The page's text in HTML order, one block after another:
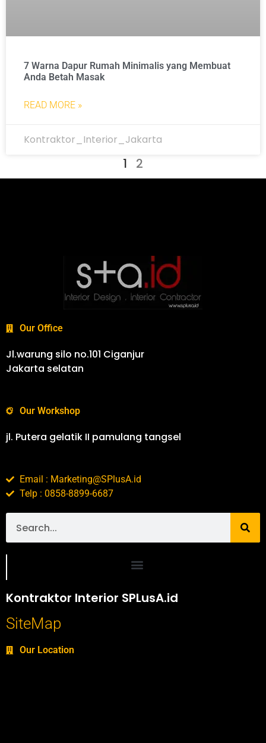
7 Warna Dapur Rumah Minimalis yang Membuat
Anda Betah Masak
READ MORE »
Kontraktor_Interior_Jakarta
1 2
Our Office
Jl.warung silo no.101 Ciganjur
Jakarta selatan
Our Workshop
jl. Putera gelatik II pamulang tangsel
Email : Marketing@SPlusA.id
Telp : 0858-8899-6687
Kontraktor Interior SPLusA.id
SiteMap
Our Location